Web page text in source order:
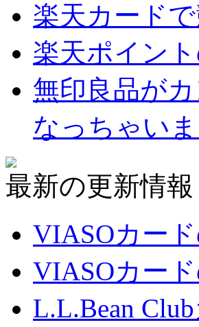
楽天カード
楽天ポイン
無印良品が
なっちゃい
最新の更新情報
VIASOカー
VIASOカー
L.L.Bean